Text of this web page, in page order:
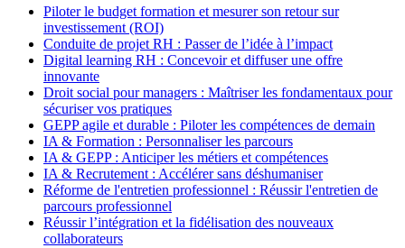
Piloter le budget formation et mesurer son retour sur
investissement (ROI)
Conduite de projet RH : Passer de l’idée à l’impact
Digital learning RH : Concevoir et diffuser une offre
innovante
Droit social pour managers : Maîtriser les fondamentaux pour
sécuriser vos pratiques
GEPP agile et durable : Piloter les compétences de demain
IA & Formation : Personnaliser les parcours
IA & GEPP : Anticiper les métiers et compétences
IA & Recrutement : Accélérer sans déshumaniser
Réforme de l'entretien professionnel : Réussir l'entretien de
parcours professionnel
Réussir l’intégration et la fidélisation des nouveaux
collaborateurs